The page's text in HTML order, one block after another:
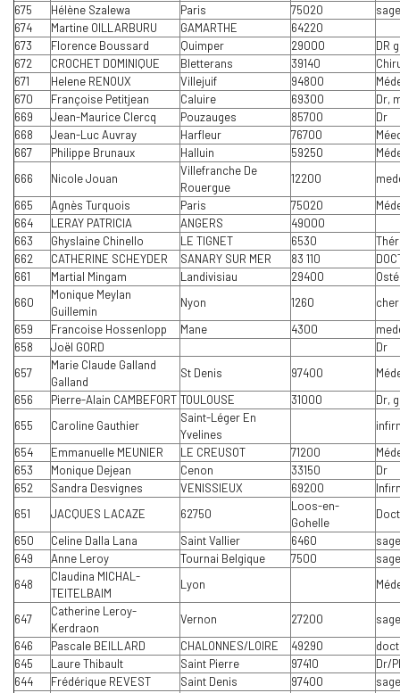
675
Hélène Szalewa Paris 75020
674
Martine OILLARBURU GAMARTHE
64220
673
Florence Boussard Quimper 29000
DR
672
CROCHET DOMINIQUE Bletterans 39140
671
Helene RENOUX Villejuif 94800
670
Françoise Petitjean Caluire 69300
Dr,
669
Jean-Maurice Clercq Pouzauges 85700
Dr
668
Jean-Luc Auvray Harfleur 76700
667
Philippe Brunaux Halluin 59250
666
Nicole Jouan
Villefranche De
Rouergue
12200
665
Agnès Turquois Paris 75020
664
LERAY PATRICIA ANGERS
49000
663
Ghyslaine Chinello LE TIGNET 6530
662
CATHERINE SCHEYDER SANARY SUR MER 83 110
661
Martial Mingam Landivisiau 29400
660
Monique Meylan
Guillemin
Nyon 1260
659
Francoise Hossenlopp Mane 4300
658
Joël GORD
Dr
657
Marie Claude Galland
Galland
St Denis 97400
656
Pierre-Alain CAMBEFORT TOULOUSE 31000
Dr,
655
Caroline Gauthier
Saint-Léger En
Yvelines
654
Emmanuelle MEUNIER LE CREUSOT 71200
653
Monique Dejean Cenon 33150
Dr
652
Sandra Desvignes VENISSIEUX 69200
651
JACQUES LACAZE 62750
Loos-en-
Gohelle
650
Celine Dalla Lana Saint Vallier 6460
649
Anne Leroy Tournai Belgique 7500
648
Claudina MICHAL-
TEITELBAIM
Lyon
647
Catherine Leroy-
Kerdraon
Vernon 27200
646
Pascale BEILLARD CHALONNES/LOIRE 49290
645
Laure Thibault Saint Pierre 97410
Dr/
644
Frédérique REVEST Saint Denis 97400